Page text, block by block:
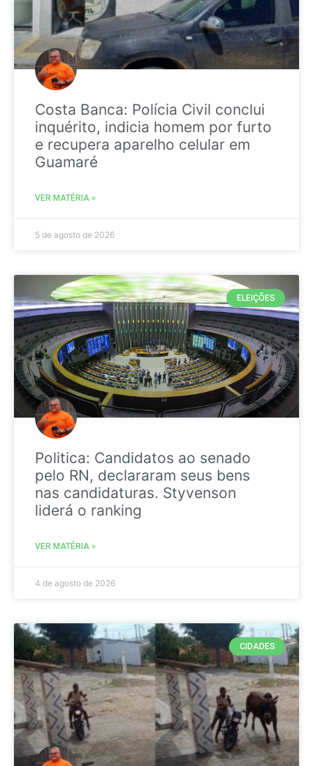
Costa Banca: Polícia Civil conclui
inquérito, indicia homem por furto
e recupera aparelho celular em
Guamaré
VER MATÉRIA »
5 de agosto de 2026
ELEIÇÕES
Politica: Candidatos ao senado
pelo RN, declararam seus bens
nas candidaturas. Styvenson
liderá o ranking
VER MATÉRIA »
4 de agosto de 2026
CIDADES